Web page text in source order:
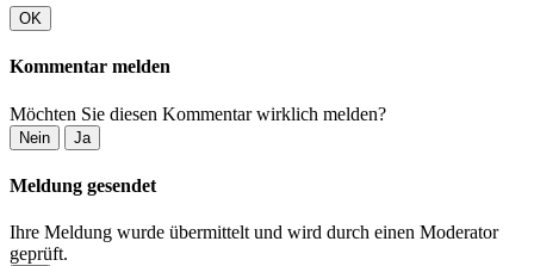
OK
Kommentar melden
Möchten Sie diesen Kommentar wirklich melden?
Nein Ja
Meldung gesendet
Ihre Meldung wurde übermittelt und wird durch einen Moderator
geprüft.